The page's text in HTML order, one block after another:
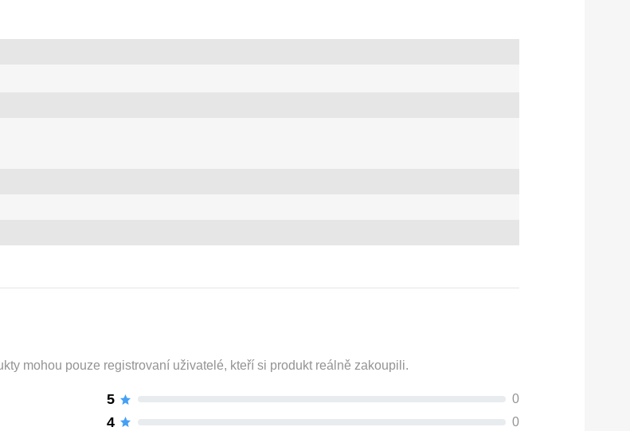
mohou pouze registrovaní uživatelé, kteří si produkt reálně zakoupili.
5 0
4 0